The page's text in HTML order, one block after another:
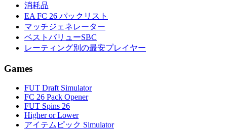
消耗品
EA FC 26 パックリスト
マッチジェネレーター
ベストバリューSBC
レーティング別の最安プレイヤー
Games
FUT Draft Simulator
FC 26 Pack Opener
FUT Spins 26
Higher or Lower
アイテムピック Simulator